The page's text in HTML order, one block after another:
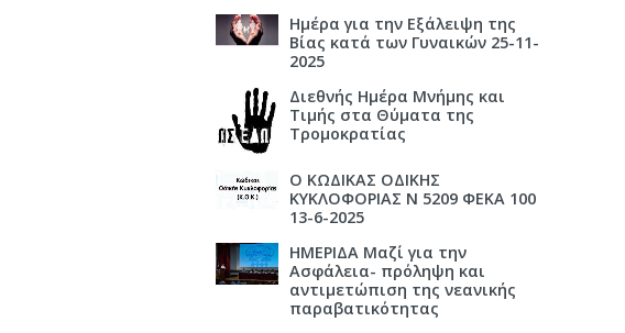
Ημέρα για την Εξάλειψη της
Βίας κατά των Γυναικών 25-11-
2025
Διεθνής Ημέρα Μνήμης και
Τιμής στα Θύματα της
Τρομοκρατίας
Ο ΚΩΔΙΚΑΣ ΟΔΙΚΗΣ
ΚΥΚΛΟΦΟΡΙΑΣ Ν 5209 ΦΕΚΑ 100
13-6-2025
ΗΜΕΡΙΔΑ Μαζί για την
Ασφάλεια- πρόληψη και
αντιμετώπιση της νεανικής
παραβατικότητας